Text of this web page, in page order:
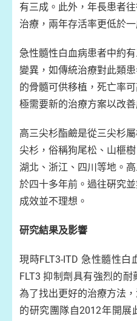
有三成。此外，年長患者
治療，兩年存活率更低於一
急性髓性白血病患者中約
變異，如傳統治療對此類
的骨髓可供移植，死亡率
極需要新的治療方案以改善
高三尖杉酯鹼是從三尖杉
尖杉，俗稱狗尾松、山榧
湖北、浙江、四川等地。
於四十多年前。過往硏究
成效並不理想。
研究結果及影響
現時FLT3-ITD 急性髓性
FLT3 抑制劑具有強烈的
為了找出更好的治療方法
的研究團隊自2012年開展